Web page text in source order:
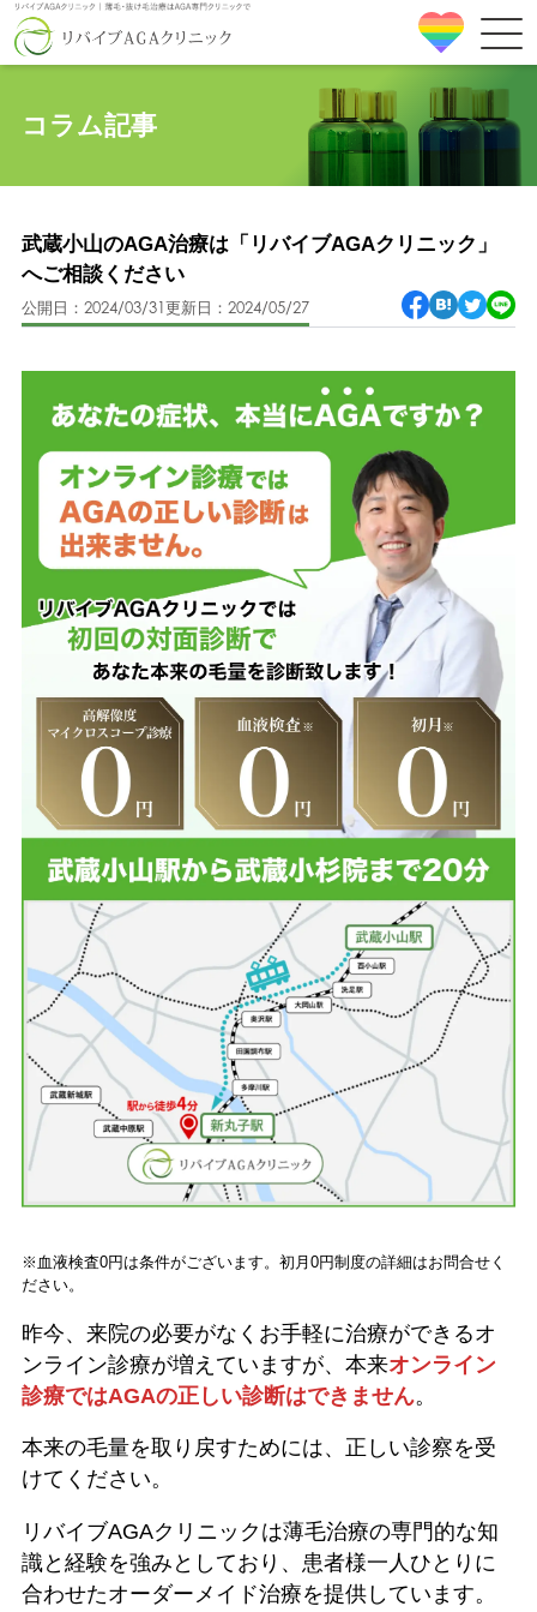
コラム記事
武蔵小山のAGA治療は「リバイブAGAクリニック」
へご相談ください
公開日：2024/03/31更新日：2024/05/27
※血液検査0円は条件がございます。初月0円制度の詳細はお問合せく
ださい。
昨今、来院の必要がなくお手軽に治療ができるオ
ンライン診療が増えていますが、本来オンライン
診療ではAGAの正しい診断はできません。
本来の毛量を取り戻すためには、正しい診察を受
けてください。
リバイブAGAクリニックは薄毛治療の専門的な知
識と経験を強みとしており、患者様一人ひとりに
合わせたオーダーメイド治療を提供しています。